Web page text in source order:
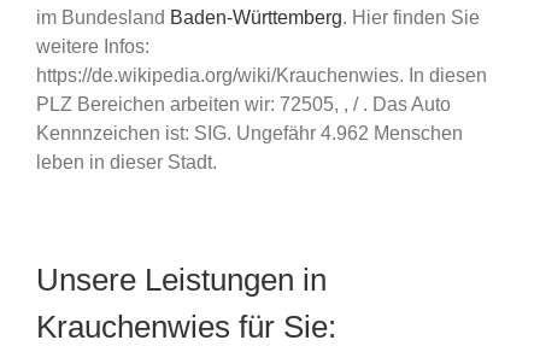
im Bundesland Baden-Württemberg. Hier finden Sie
weitere Infos:
https://de.wikipedia.org/wiki/Krauchenwies. In diesen
PLZ Bereichen arbeiten wir: 72505, , / . Das Auto
Kennnzeichen ist: SIG. Ungefähr 4.962 Menschen
leben in dieser Stadt.
Unsere Leistungen in
Krauchenwies für Sie: